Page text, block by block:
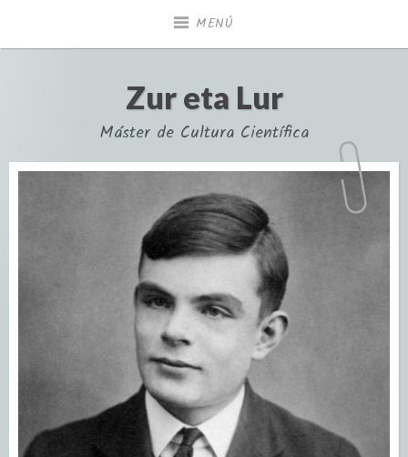
MENÚ
Zur eta Lur
Máster de Cultura Científica